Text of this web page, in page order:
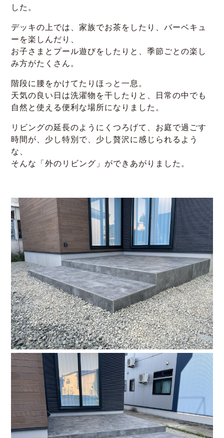
した。
デッキの上では、家族でお茶をしたり、バーベキュ
ーを楽しんだり、
お子さまとプール遊びをしたりと、季節ごとの楽し
み方がたくさん。
階段に腰をかけてたりほっと一息。
天気の良い日は洗濯物を干したりと、日常の中でも
自然と使える便利な場所になりました。
リビングの延長のようにくつろげて、お庭で過ごす
時間が、少し特別で、少し贅沢に感じられるよう
な、
そんな「外のリビング」ができあがりました。